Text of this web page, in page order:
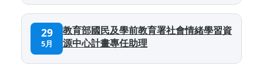
29
5月
教育部國民及學前教育署社會情緒學習資
源中心計畫專任助理